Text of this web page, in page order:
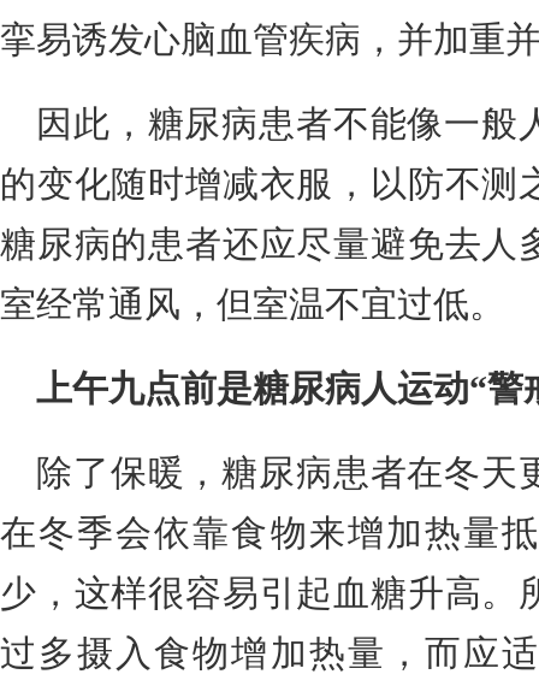
挛易诱发心脑血管疾病，并加重
因此，糖尿病患者不能像一般
的变化随时增减衣服，以防不测
糖尿病的患者还应尽量避免去人
室经常通风，但室温不宜过低。
上午九点前是糖尿病人运动“警
除了保暖，糖尿病患者在冬天
在冬季会依靠食物来增加热量
少，这样很容易引起血糖升高。
过多摄入食物增加热量，而应